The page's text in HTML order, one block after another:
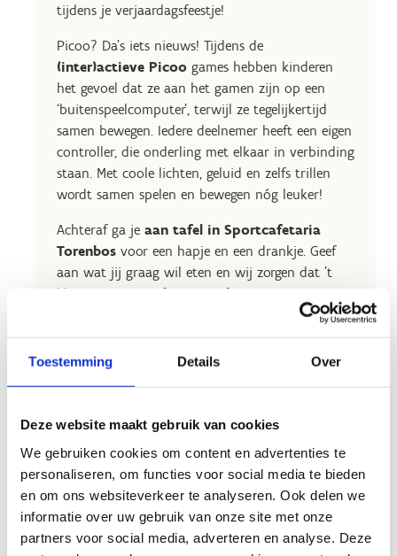
Toestemming Details Over
Deze website maakt gebruik van cookies
We gebruiken cookies om content en advertenties te
personaliseren, om functies voor social media te bieden
en om ons websiteverkeer te analyseren. Ook delen we
informatie over uw gebruik van onze site met onze
partners voor social media, adverteren en analyse. Deze
tijdens je verjaardagsfeestje!
Picoo? Da's iets nieuws! Tijdens de
(inter)actieve Picoo games hebben kinderen
het gevoel dat ze aan het gamen zijn op een
‘buitenspeelcomputer’, terwijl ze tegelijkertijd
samen bewegen. Iedere deelnemer heeft een eigen
controller, die onderling met elkaar in verbinding
staan. Met coole lichten, geluid en zelfs trillen
wordt samen spelen en bewegen nóg leuker!
Achteraf ga je aan tafel in Sportcafetaria
Torenbos voor een hapje en een drankje. Geef
aan wat jij graag wil eten en wij zorgen dat 't
klaarstaat voor of na jouw feestje. Voor je
verjaardagsmaaltijd rekenen we (maximaal) 1 uur
aan tafel. Het aantal maaltijden kan je wijzigen
tot 24u vooraf via
torenbos@outlook.com.
Totaalprijs: € 20,50/persoon (incl. maaltijd die je
Reserveer je
Klimmen &